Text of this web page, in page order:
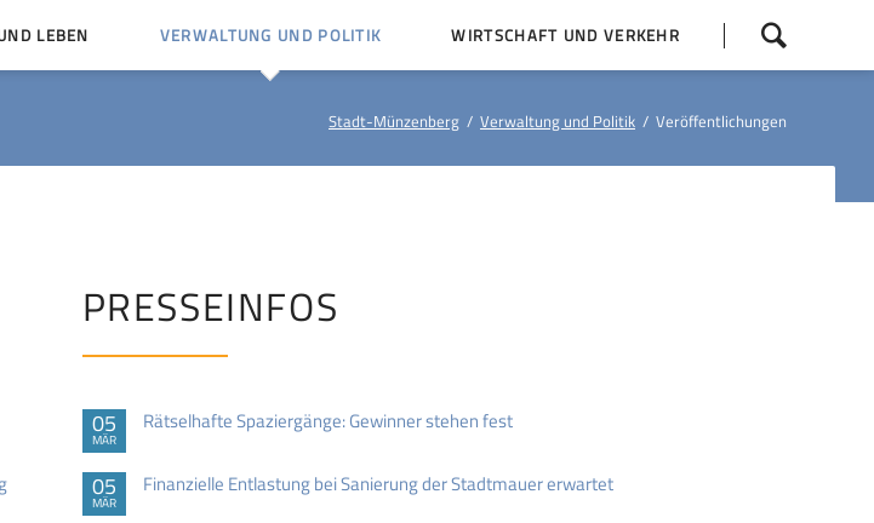
überspringen
LEBEN VERWALTUNG UND POLITIK
Politische Gremien
WIRTSCHAFT UND VERKEHR
Stadt-Münzenberg Verwaltung und Politik Veröffentlichungen
PRESSEINFOS
05
MÄR
Rätselhafte Spaziergänge: Gewinner stehen fest
05
MÄR
Finanzielle Entlastung bei Sanierung der Stadtmauer erwartet